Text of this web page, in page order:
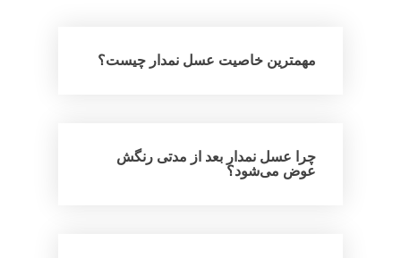
مهمترین خاصیت عسل نمدار چیست؟
چرا عسل نمدار بعد از مدتی رنگش
عوض می‌شود؟